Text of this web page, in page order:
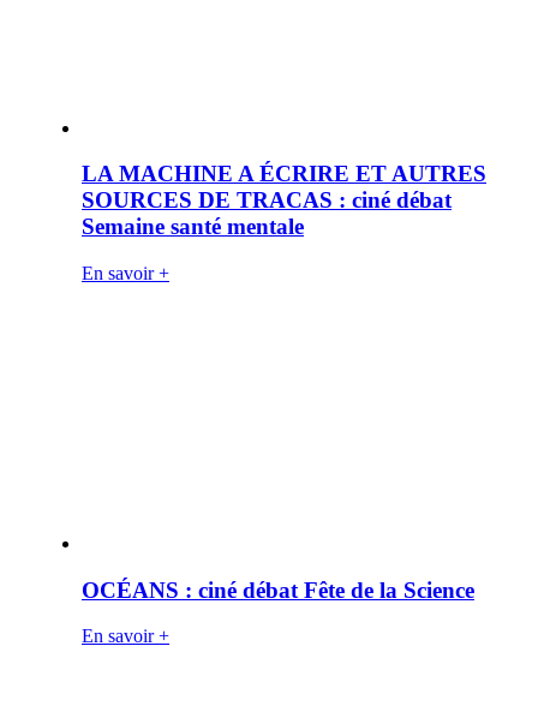
LA MACHINE A ÉCRIRE ET AUTRES
SOURCES DE TRACAS : ciné débat
Semaine santé mentale
En savoir +
OCÉANS : ciné débat Fête de la Science
En savoir +